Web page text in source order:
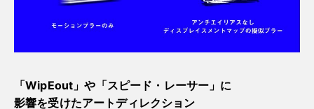
「WipEout」や「スピード・レーサー 」に
影響を受けたアートディレクション